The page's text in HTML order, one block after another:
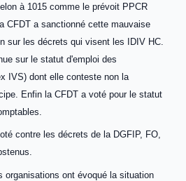
à 1015 comme le prévoit PPCR
CFDT a sanctionné cette mauvaise
sur les décrets qui visent les IDIV HC.
sur le statut d'emploi des
IVS) dont elle conteste non la
Enfin la CFDT a voté pour le statut
contre les décrets de la DGFIP, FO,
organisations ont évoqué la situation